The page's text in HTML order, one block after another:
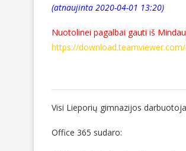
(atnaujinta 2020-04-01 13:20)
Nuotolinei pagalbai gauti iš
https://
Visi Lieporių gimnazijos
Office 365 sudaro: